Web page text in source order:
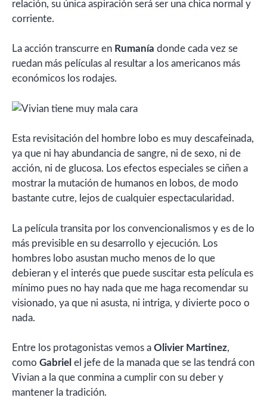
relación, su única aspiración será ser una chica normal y
corriente.
La acción transcurre en Rumanía donde cada vez se
ruedan más películas al resultar a los americanos más
económicos los rodajes.
Esta revisitación del hombre lobo es muy descafeinada,
ya que ni hay abundancia de sangre, ni de sexo, ni de
acción, ni de glucosa. Los efectos especiales se ciñen a
mostrar la mutación de humanos en lobos, de modo
bastante cutre, lejos de cualquier espectacularidad.
La película transita por los convencionalismos y es de lo
más previsible en su desarrollo y ejecución. Los
hombres lobo asustan mucho menos de lo que
debieran y el interés que puede suscitar esta película es
mínimo pues no hay nada que me haga recomendar su
visionado, ya que ni asusta, ni intriga, y divierte poco o
nada.
Entre los protagonistas vemos a Olivier Martinez,
como Gabriel el jefe de la manada que se las tendrá con
Vivian a la que conmina a cumplir con su deber y
mantener la tradición.